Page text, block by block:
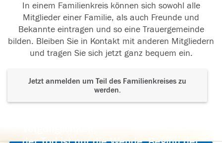
In einem Familienkreis können sich sowohl alle
Mitglieder einer Familie, als auch Freunde und
Bekannte eintragen und so eine Trauergemeinde
bilden. Bleiben Sie in Kontakt mit anderen Mitgliedern
und tragen Sie sich jetzt ganz bequem ein.
Jetzt anmelden um Teil des Familienkreises zu
werden.